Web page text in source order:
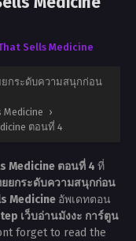
Sells Medicine
ยกระดับความสนุกก่อน
Medicine ›
ตอนที่ 4
Medicine ตอนที่ 4 ที่
ยกระดับความสนุกก่อน
Medicine อัพเดทตอน
เว็บอ่านมังงะ การ์ตูน
forget to read the